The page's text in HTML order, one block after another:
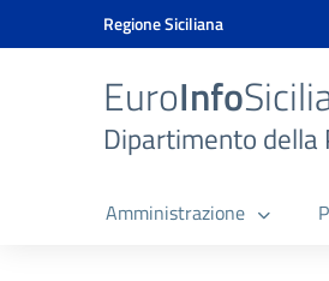
Vai ai contenuti
Vai al menu di navigazione
Vai al banner delle Cookie Policy
Regione Siciliana
EuroInfo
Dipartimento
Amministrazione